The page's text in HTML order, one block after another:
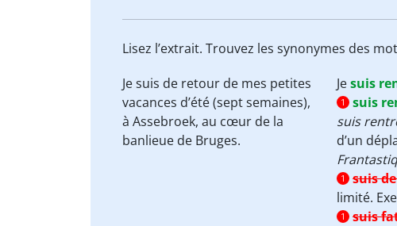
Lisez l’extrait. Trouvez les synonymes des
Jesuis de retour de mes petites
vacances d’été (sept semaines),
à Assebroek, au cœur de la
banlieue de Bruges.
Jesuis
1 suis
suis
d’un
1 suis
limité.
1 suis